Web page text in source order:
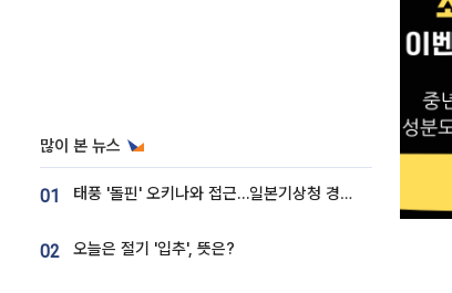
많이 본 뉴스
01 태풍 '돌핀' 오키나와 접근…일본기상청 경로 업데이트
02 오늘은 절기 '입추', 뜻은?